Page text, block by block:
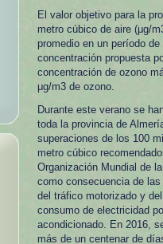
El valor objetivo para la
metro cúbico de aire (μg/
promedio en un período
concentración propuesta
concentración de ozono
μg/m3 de ozono.
Durante este verano se
toda la provincia de
superaciones de los 100
metro cúbico
Organización Mundial de
como consecuencia de
del tráfico motorizado y
consumo de electricidad
acondicionado. En 2016,
más de un centenar de